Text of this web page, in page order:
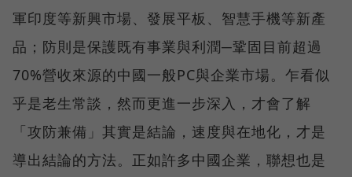
軍印度等新興市場、發展平板、智慧手機等新產
品；防則是保護既有事業與利潤─鞏固目前超過
70%營收來源的中國一般PC與企業市場。乍看似
乎是老生常談，然而更進一步深入，才會了解
「攻防兼備」其實是結論，速度與在地化，才是
導出結論的方法。正如許多中國企業，聯想也是